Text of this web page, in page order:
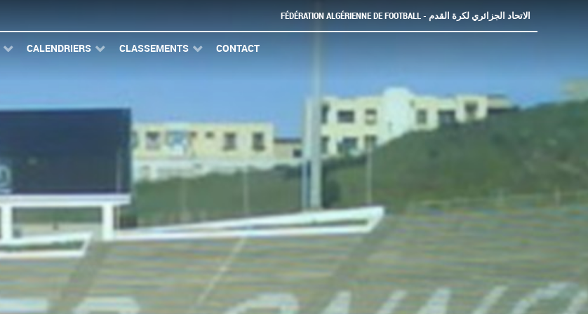
FÉDÉRATION ALGÉRIENNE DE FOOTBALL - الاتحاد الجزائري لكرة القدم
CALENDRIERS CLASSEMENTS CONTACT